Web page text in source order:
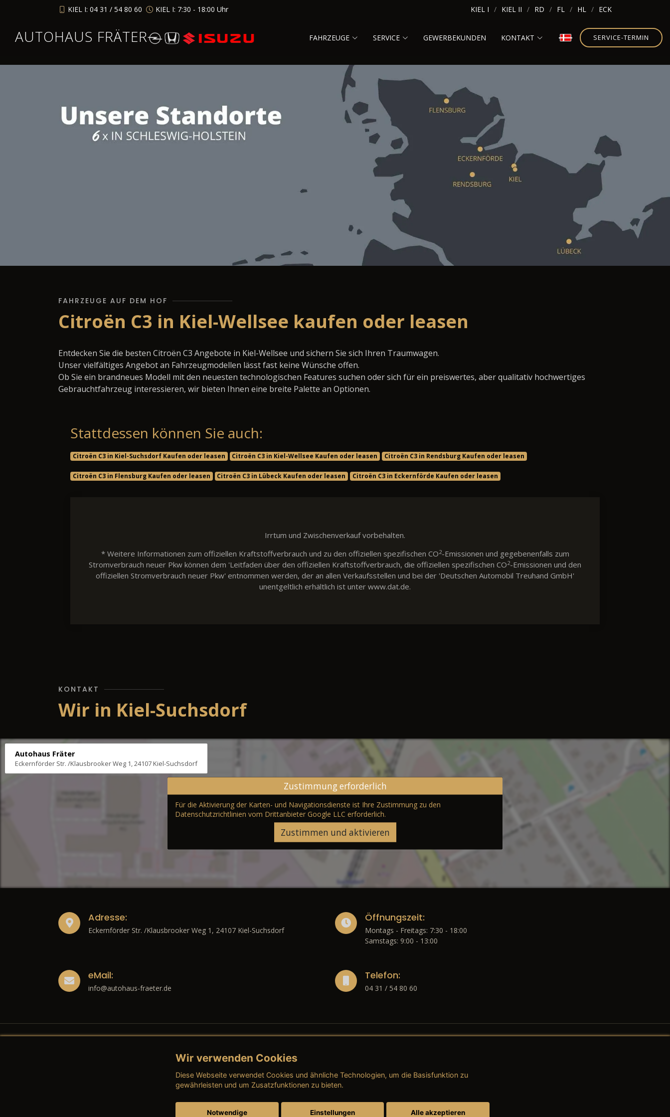
KIEL I: 04 31 / 54 80 60 KIEL I: 7:30 - 18:00 Uhr KIEL I KIEL II RD FL HL ECK
AUTOHAUS FRÄTER FAHRZEUGE SERVICE GEWERBEKUNDEN KONTAKT SERVICE-TERMIN
FAHRZEUGE AUF DEM HOF
Citroën C3 in Kiel-Wellsee kaufen oder leasen
Entdecken Sie die besten Citroën C3 Angebote in Kiel-Wellsee und sichern Sie sich Ihren Traumwagen.
Unser vielfältiges Angebot an Fahrzeugmodellen lässt fast keine Wünsche offen.
Ob Sie ein brandneues Modell mit den neuesten technologischen Features suchen oder sich für ein preiswertes, aber qualitativ hochwertiges
Gebrauchtfahrzeug interessieren, wir bieten Ihnen eine breite Palette an Optionen.
Stattdessen können Sie auch:
Citroën C3 in Kiel-Suchsdorf Kaufen oder leasen Citroën C3 in Kiel-Wellsee Kaufen oder leasen Citroën C3 in Rendsburg Kaufen oder leasen
Citroën C3 in Flensburg Kaufen oder leasen Citroën C3 in Lübeck Kaufen oder leasen Citroën C3 in Eckernförde Kaufen oder leasen
Irrtum und Zwischenverkauf vorbehalten.
* Weitere Informationen zum offiziellen Kraftstoffverbrauch und zu den offiziellen spezifischen CO2-Emissionen und gegebenenfalls zum
Stromverbrauch neuer Pkw können dem 'Leitfaden über den offiziellen Kraftstoffverbrauch, die offiziellen spezifischen CO2-Emissionen und den
offiziellen Stromverbrauch neuer Pkw' entnommen werden, der an allen Verkaufsstellen und bei der 'Deutschen Automobil Treuhand GmbH'
unentgeltlich erhältlich ist unter www.dat.de.
KONTAKT
Wir in Kiel-Suchsdorf
Autohaus Fräter
Eckernförder Str. /Klausbrooker Weg 1, 24107 Kiel-Suchsdorf
Zustimmung erforderlich
Für die Aktivierung der Karten- und Navigationsdienste ist Ihre Zustimmung zu den
Datenschutzrichtlinien vom Drittanbieter Google LLC erforderlich.
Zustimmen und aktivieren
Adresse:
Eckernförder Str. /Klausbrooker Weg 1, 24107 Kiel-Suchsdorf
Öffnungszeit:
Montags - Freitags: 7:30 - 18:00
Samstags: 9:00 - 13:00
eMail:
info@autohaus-fraeter.de
Telefon:
04 31 / 54 80 60
Rechtliches
→ Impressum
→ AGB (Neuwagen)
→ AGB (Teile & Zubehör)
Wir verwenden Cookies
Diese Webseite verwendet Cookies und ähnliche Technologien, um die Basisfunktion zu
gewährleisten und um Zusatzfunktionen zu bieten.
Notwendige
Einstellungen Alle akzeptieren